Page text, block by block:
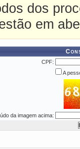
dos
em
CPF:
A
da imagem acima: